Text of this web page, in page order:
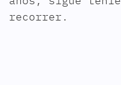
recorrer.